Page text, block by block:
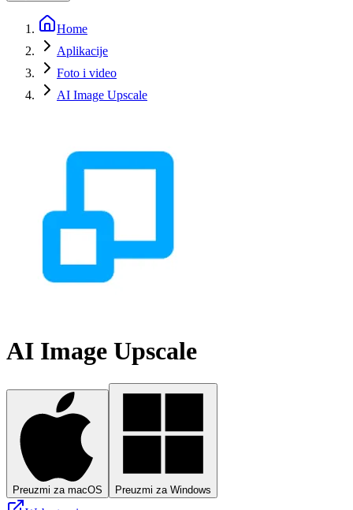
Home
Aplikacije
Foto i video
AI Image Upscale
AI Image Upscale
Preuzmi za macOS Preuzmi za Windows